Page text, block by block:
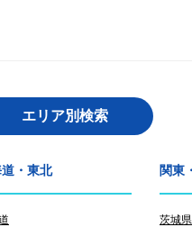
エリア別検索
・東北 関東
茨城県